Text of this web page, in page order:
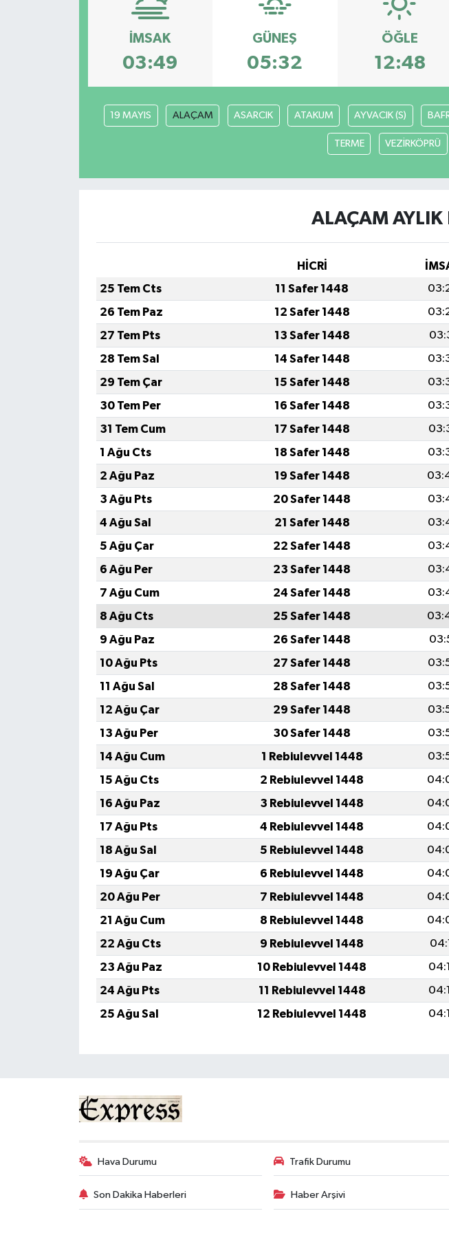
İMSAK
03:49
GÜNEŞ
05:32
ÖĞLE
12:48
19 MAYIS ALAÇAM ASARCIK ATAKUM AYVACIK (S)
TERME VEZİRKÖPRÜ
ALAÇAM AYLIK
HİCRİ
25 Tem Cts
11 Safer 1448
26 Tem Paz
12 Safer 1448
27 Tem Pts
13 Safer 1448
28 Tem Sal
14 Safer 1448
29 Tem Çar
15 Safer 1448
30 Tem Per
16 Safer 1448
31 Tem Cum
17 Safer 1448
1 Ağu Cts
18 Safer 1448
2 Ağu Paz
19 Safer 1448
3 Ağu Pts
20 Safer 1448
4 Ağu Sal
21 Safer 1448
5 Ağu Çar
22 Safer 1448
6 Ağu Per
23 Safer 1448
7 Ağu Cum
24 Safer 1448
8 Ağu Cts
25 Safer 1448
9 Ağu Paz
26 Safer 1448
10 Ağu Pts
27 Safer 1448
11 Ağu Sal
28 Safer 1448
12 Ağu Çar
29 Safer 1448
13 Ağu Per
30 Safer 1448
14 Ağu Cum
1 Rebiulevvel 1448
15 Ağu Cts
2 Rebiulevvel 1448
16 Ağu Paz
3 Rebiulevvel 1448
17 Ağu Pts
4 Rebiulevvel 1448
18 Ağu Sal
5 Rebiulevvel 1448
19 Ağu Çar
6 Rebiulevvel 1448
20 Ağu Per
7 Rebiulevvel 1448
21 Ağu Cum
8 Rebiulevvel 1448
22 Ağu Cts
9 Rebiulevvel 1448
23 Ağu Paz
10 Rebiulevvel 1448
24 Ağu Pts
11 Rebiulevvel 1448
25 Ağu Sal
12 Rebiulevvel 1448
Hava Durumu Trafik Durumu
Son Dakika Haberleri Haber Arşivi
Nöbetçi Eczaneler
ÖZEL HABER
TEKNOLOJİ